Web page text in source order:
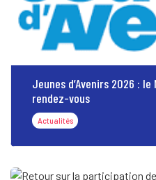
Actualités
Jeunes d’Avenirs 2026 : le
rendez-vous